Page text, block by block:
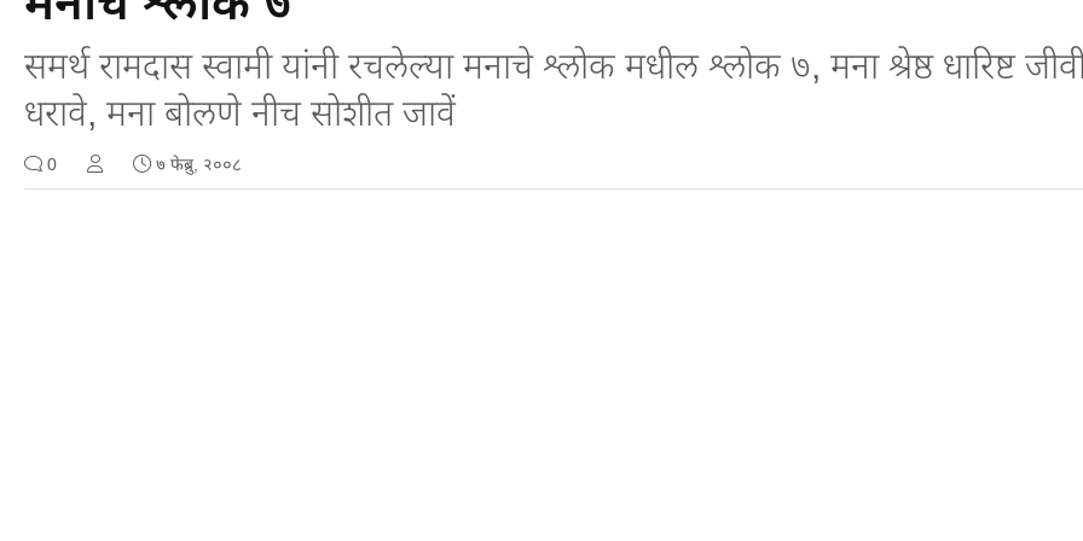
समर्थ रामदास स्वामी यांनी रचलेल्या मनाचे श्लोक मधील श्लोक ७, मना श्रेष्ठ धारिष्ट
धरावे, मना बोलणे नीच सोशीत जावें
0 ७ फेब्रु, २००८